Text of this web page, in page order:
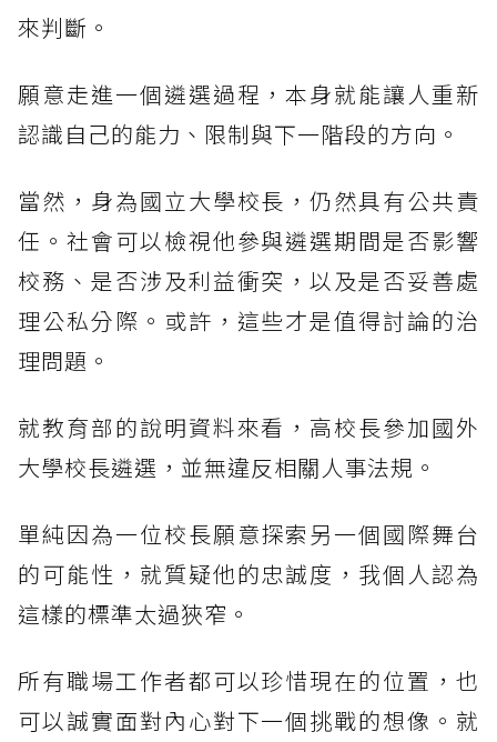
來判斷。
願意走進一個遴選過程，本身就能讓人重新
認識自己的能力、限制與下一階段的方向。
當然，身為國立大學校長，仍然具有公共責
任。社會可以檢視他參與遴選期間是否影響
校務、是否涉及利益衝突，以及是否妥善處
理公私分際。或許，這些才是值得討論的治
理問題。
就教育部的說明資料來看，高校長參加國外
大學校長遴選，並無違反相關人事法規。
單純因為一位校長願意探索另一個國際舞台
的可能性，就質疑他的忠誠度，我個人認為
這樣的標準太過狹窄。
所有職場工作者都可以珍惜現在的位置，也
可以誠實面對內心對下一個挑戰的想像。就